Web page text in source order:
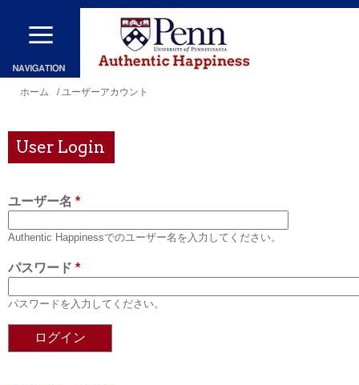
メ
ン
コ
ン
に
移
現
地
ホーム / ユーザーアカウント
User Login
ユーザー名 *
Authentic Happinessでのユーザー名を入力してください。
パスワード *
パスワードを入力してください。